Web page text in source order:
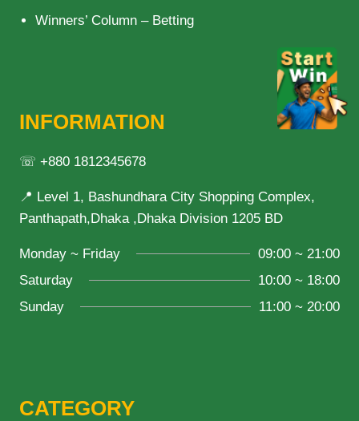
Winners’ Column – Betting
INFORMATION
☏ +880 1812345678
📍 Level 1, Bashundhara City Shopping Complex,
Panthapath,Dhaka ,Dhaka Division 1205 BD
Monday ~ Friday
09:00 ~ 21:00
Saturday
10:00 ~ 18:00
Sunday
11:00 ~ 20:00
CATEGORY